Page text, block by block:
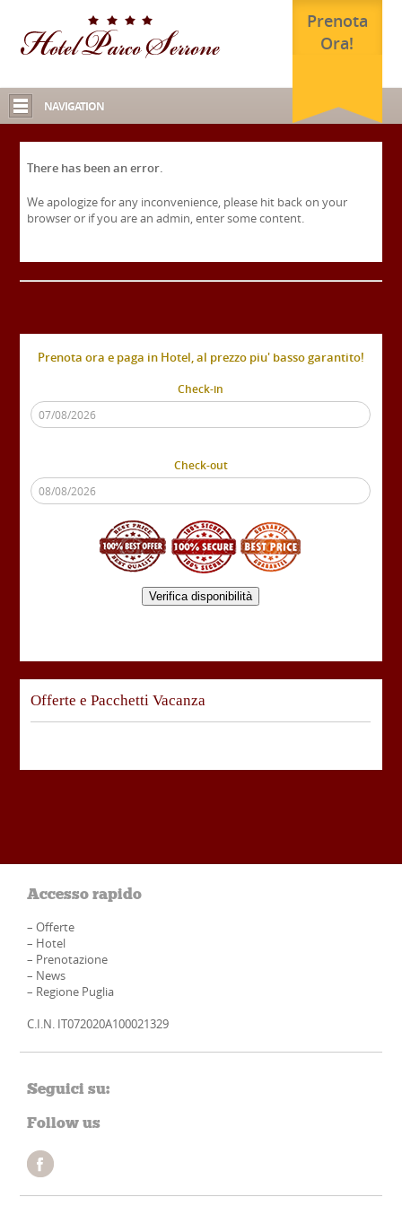
Prenota
Ora!
NAVIGATION
There has been an error.
We apologize for any inconvenience, please hit back on your
browser or if you are an admin, enter some content.
Prenota ora e paga in Hotel, al prezzo piu' basso garantito!
Check-in
Check-out
Verifica disponibilità
Offerte e Pacchetti Vacanza
Accesso rapido
–Offerte
– Hotel
– Prenotazione
– News
– Regione Puglia
C.I.N. IT072020A100021329
Seguici su:
Follow us